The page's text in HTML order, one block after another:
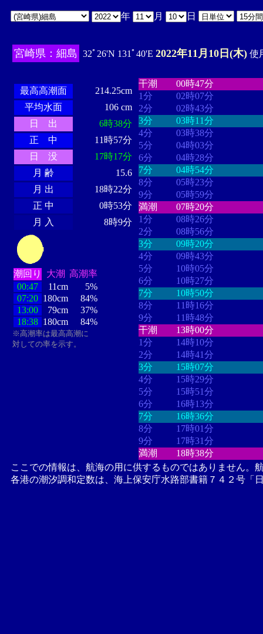
年 月 日
宮崎県：細島 32ﾟ26'N 131ﾟ40'E 2022年11月10日(木) 使
最高高潮面
214.25cm
平均水面
106 cm
日 出
6時38分
正 中
11時57分
日 没
17時17分
月 齢
15.6
月 出
18時22分
正 中
0時53分
月 入
8時9分
潮回り 大潮 高潮率
00:47
11cm
5%
07:20 180cm
84%
13:00
79cm
37%
18:38 180cm 84%
※高潮率は最高高潮に
対しての率を示す。
干潮
00時47分
1分
02時07分
2分
02時43分
3分
03時11分
4分
03時38分
5分
04時03分
6分
04時28分
7分
04時54分
8分
05時23分
9分
05時59分
満潮
07時20分
1分
08時26分
2分
08時56分
3分
09時20分
4分
09時43分
5分
10時05分
6分
10時27分
7分
10時50分
8分
11時16分
9分
11時48分
干潮
13時00分
1分
14時10分
2分
14時41分
3分
15時07分
4分
15時29分
5分
15時51分
6分
16時13分
7分
16時36分
8分
17時01分
9分
17時31分
満潮
18時38分
ここでの情報は、航海の用に供するものではありません。
各港の潮汐調和定数は、海上保安庁水路部書籍７４２号「